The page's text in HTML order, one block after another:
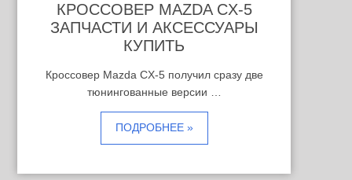
КРОССОВЕР MAZDA CX-5
ЗАПЧАСТИ И АКСЕССУАРЫ
КУПИТЬ
Кроссовер Mazda CX-5 получил сразу две
тюнингованные версии …
ПОДРОБНЕЕ »